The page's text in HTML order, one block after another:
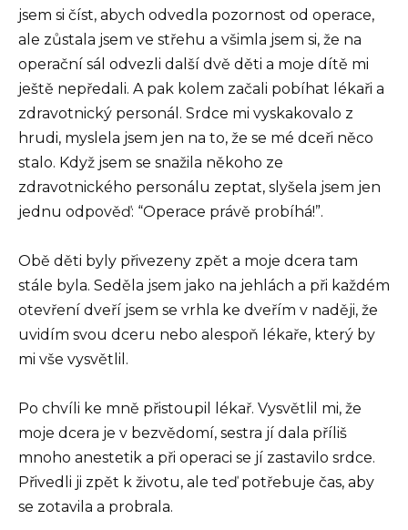
jsem si číst, abych odvedla pozornost od operace,
ale zůstala jsem ve střehu a všimla jsem si, že na
operační sál odvezli další dvě děti a moje dítě mi
ještě nepředali. A pak kolem začali pobíhat lékaři a
zdravotnický personál. Srdce mi vyskakovalo z
hrudi, myslela jsem jen na to, že se mé dceři něco
stalo. Když jsem se snažila někoho ze
zdravotnického personálu zeptat, slyšela jsem jen
jednu odpověď: “Operace právě probíhá!”.
Obě děti byly přivezeny zpět a moje dcera tam
stále byla. Seděla jsem jako na jehlách a při každém
otevření dveří jsem se vrhla ke dveřím v naději, že
uvidím svou dceru nebo alespoň lékaře, který by
mi vše vysvětlil.
Po chvíli ke mně přistoupil lékař. Vysvětlil mi, že
moje dcera je v bezvědomí, sestra jí dala příliš
mnoho anestetik a při operaci se jí zastavilo srdce.
Přivedli ji zpět k životu, ale teď potřebuje čas, aby
se zotavila a probrala.